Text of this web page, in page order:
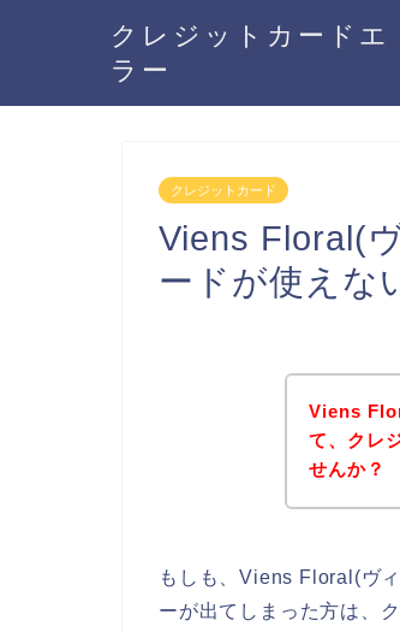
クレジットカードエ
ラー
クレジットカード
Viens Floral(
ードが使えな
Viens
て、クレ
せんか？
もしも、Viens Floral(ヴ
ーが出てしまった方は、